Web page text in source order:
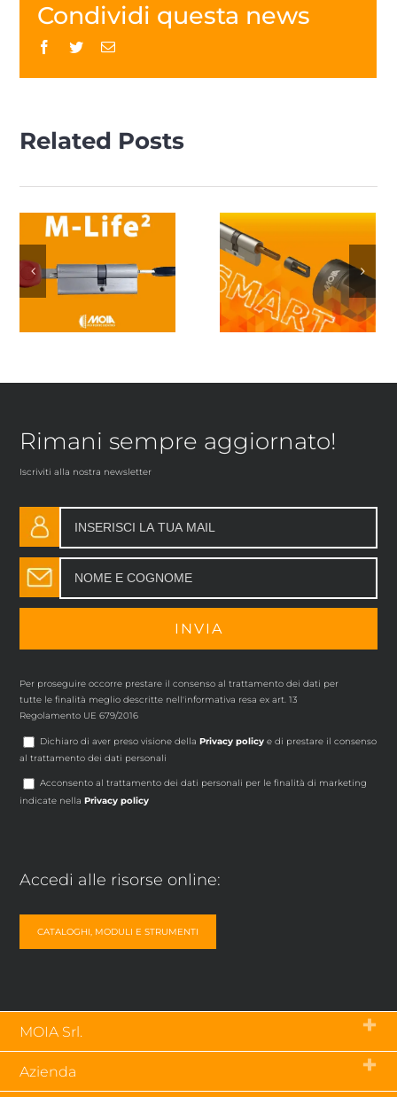
Condividi questa news
Facebook
TwitterEmail
Related Posts
Rimani sempre aggiornato!
Iscriviti alla nostra newsletter
Per proseguire occorre prestare il consenso al trattamento dei dati per
tutte le finalità meglio descritte nell'informativa resa ex art. 13
Regolamento UE 679/2016
Dichiaro di aver preso visione dellaPrivacy policy e di prestare il consenso
al trattamento dei dati personali
Acconsento al trattamento dei dati personali per le finalità di marketing
indicate nellaPrivacy policy
Accedi alle risorse online:
CATALOGHI, MODULI E STRUMENTI
MOIA Srl.
Via Tetti dell’Oleo, 55 – 10071
Borgaro Torinese (To) – Italia
Azienda